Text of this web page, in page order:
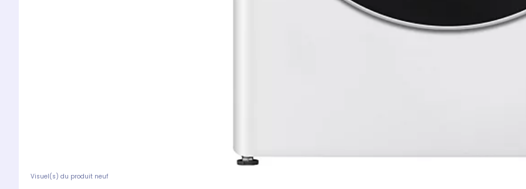
Visuel(s) du produit neuf